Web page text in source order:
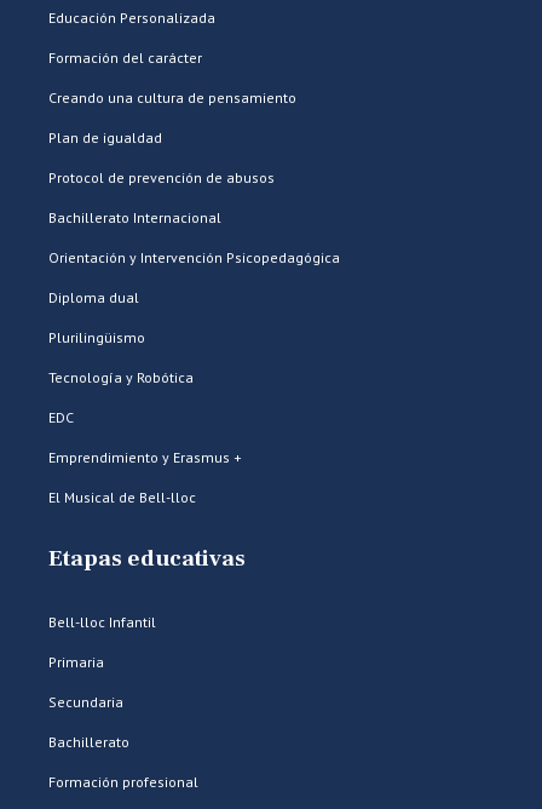
Educación Personalizada
Formación del carácter
Creando una cultura de pensamiento
Plan de igualdad
Protocol de prevención de abusos
Bachillerato Internacional
Orientación y Intervención Psicopedagógica
Diploma dual
Plurilingüismo
Tecnología y Robótica
EDC
Emprendimiento y Erasmus +
El Musical de Bell-lloc
Etapas educativas
Bell-lloc Infantil
Primaria
Secundaria
Bachillerato
Formación profesional